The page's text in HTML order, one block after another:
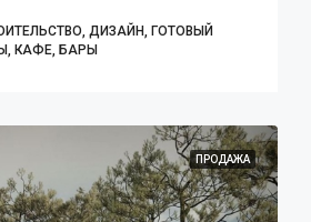
ДИЗАЙН, ГОТОВЫЙ
КАФЕ, БАРЫ
ПРОДАЖА